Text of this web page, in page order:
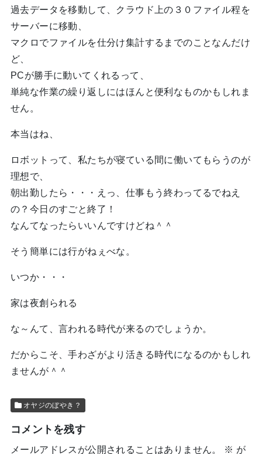
過去データを移動して、クラウド上の３０ファイル程を
サーバーに移動、
マクロでファイルを仕分け集計するまでのことなんだけ
ど、
PCが勝手に動いてくれるって、
単純な作業の繰り返しにはほんと便利なものかもしれま
せん。
本当はね、
ロボットって、私たちが寝ている間に働いてもらうのが
理想で、
朝出勤したら・・・えっ、仕事もう終わってるでねえ
の？今日のすごと終了！
なんてなったらいいんですけどね＾＾
そう簡単には行がねぇべな。
いつか・・・
家は夜創られる
な～んて、言われる時代が来るのでしょうか。
だからこそ、手わざがより活きる時代になるのかもしれ
ませんが＾＾
オヤジのぼやき？
コメントを残す
メールアドレスが公開されることはありません。 ※ が